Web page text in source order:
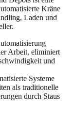
Kräne
Laden und
Arbeit, eliminiert
und
Systeme
als traditionelle
durch Staus